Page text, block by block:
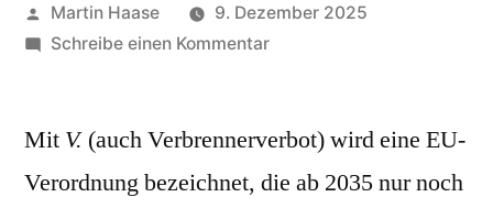
Veröffentlicht
von
Martin Haase
9. Dezember 2025
Schreibe einen Kommentarzu
Mit V. (auch Verbrennerverbot) wird eine EU-
Verordnung bezeichnet, die ab 2035 nur noch